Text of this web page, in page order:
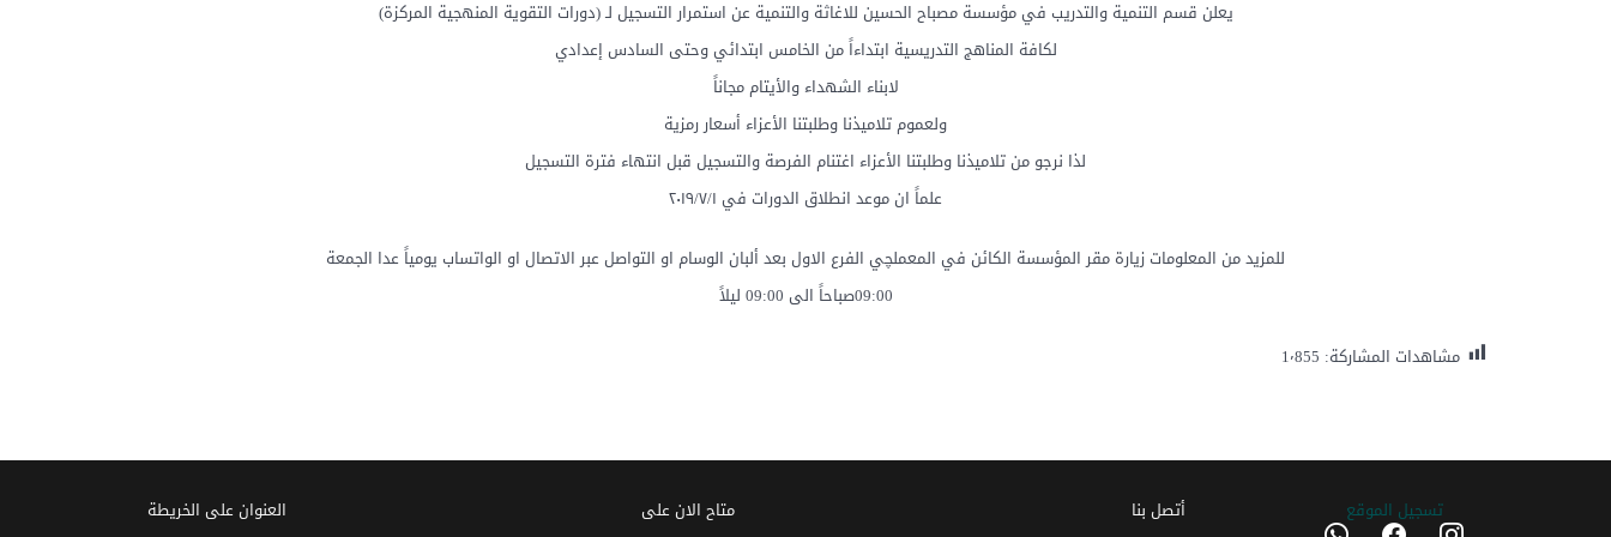
يعلن قسم التنمية والتدريب في مؤسسة مصباح الحسين للاغاثة والتنمية عن استمرار التسجيل لـ (دورات التقوية المنهجية المركزة)
لكافة المناهج التدريسية ابتداءاً من الخامس ابتدائي وحتى السادس إعدادي
لابناء الشهداء والأيتام مجاناً
ولعموم تلاميذنا وطلبتنا الأعزاء أسعار رمزية
لذا نرجو من تلاميذنا وطلبتنا الأعزاء اغتنام الفرصة والتسجيل قبل انتهاء فترة التسجيل
علماً ان موعد انطلاق الدورات في ٢٠١٩/٧/١
للمزيد من المعلومات زيارة مقر المؤسسة الكائن في المعملچي الفرع الاول بعد ألبان الوسام او التواصل عبر الاتصال او الواتساب يومياً عدا الجمعة
09:00صباحاً الى 09:00 ليلاً
مشاهدات المشاركة: 1٬855
تسجیل الموقعinstagram
facebook
whatsapp أتصل بنا متاح الان على العنوان علی الخریطة